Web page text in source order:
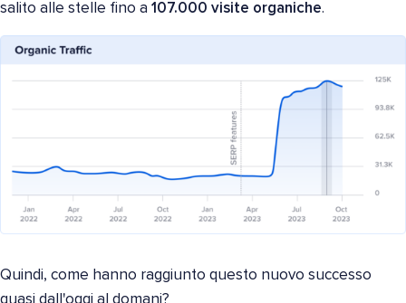
salito alle stelle fino a 107.000 visite organiche.
Quindi, come hanno raggiunto questo nuovo successo
quasi dall'oggi al domani?